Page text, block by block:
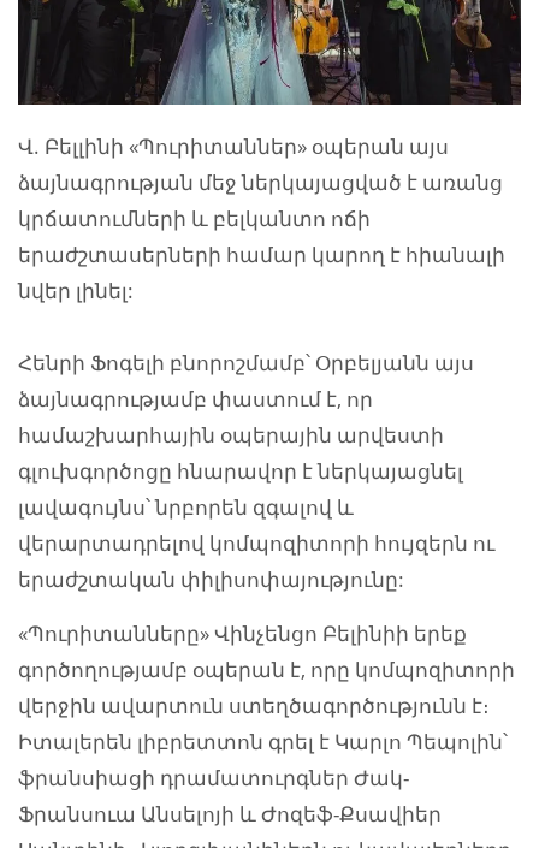
Վ. Բելլինի «Պուրիտաններ» օպերան այս
ձայնագրության մեջ ներկայացված է առանց
կրճատումների և բելկանտո ոճի
երաժշտասերների համար կարող է հիանալի
նվեր լինել:
Հենրի Ֆոգելի բնորոշմամբ՝ Օրբելյանն այս
ձայնագրությամբ փաստում է, որ
համաշխարհային օպերային արվեստի
գլուխգործոցը հնարավոր է ներկայացնել
լավագույնս՝ նրբորեն զգալով և
վերարտադրելով կոմպոզիտորի հույզերն ու
երաժշտական փիլիսոփայությունը:
«Պուրիտանները» Վինչենցո Բելինիի երեք
գործողությամբ օպերան է, որը կոմպոզիտորի
վերջին ավարտուն ստեղծագործությունն է։
Իտալերեն լիբրետտոն գրել է Կարլո Պեպոլին՝
ֆրանսիացի դրամատուրգներ Ժակ-
Ֆրանսուա Անսելոյի և Ժոզեֆ-Քսավիեր